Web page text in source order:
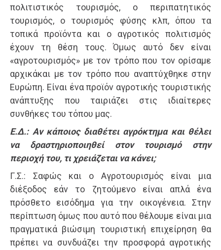
πολιτιστικός τουρισμός, ο περιπατητικός
τουρισμός, ο τουρισμός φύσης κλπ, όπου τα
τοπικά προϊόντα και ο αγροτικός πολιτισμός
έχουν τη θέση τους. Όμως αυτό δεν είναι
«αγροτουρισμός» με τον τρόπο που τον ορίσαμε
αρχικάκαι με τον τρόπο που αναπτύχθηκε στην
Ευρώπη. Είναι ένα προϊόν αγροτικής τουριστικής
ανάπτυξης που ταιριάζει στις ιδιαίτερες
συνθήκες του τόπου μας.
Ε.Δ.: Αν κάποιος διαθέτει αγρόκτημα και θέλει
να δραστηριοποιηθεί στον τουρισμό στην
περιοχή του, τι χρειάζεται να κάνει;
Γ.Σ.: Σαφώς και ο Αγροτουρισμός είναι μια
διέξοδος εάν το ζητούμενο είναι απλά ένα
πρόσθετο εισόδημα για την οικογένεια. Στην
περίπτωση όμως που αυτό που θέλουμε είναι μια
πραγματικά βιώσιμη τουριστική επιχείρηση θα
πρέπει να συνδυάζει την προσφορά αγροτικής